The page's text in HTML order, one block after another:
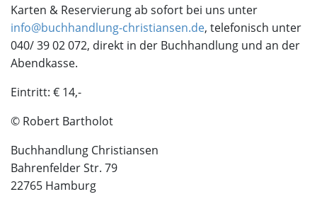
Karten & Reservierung ab sofort bei uns unter
info@buchhandlung-christiansen.de, telefonisch unter
040/ 39 02 072, direkt in der Buchhandlung und an der
Abendkasse.
Eintritt: € 14,-
© Robert Bartholot
Buchhandlung Christiansen
Bahrenfelder Str. 79
22765 Hamburg